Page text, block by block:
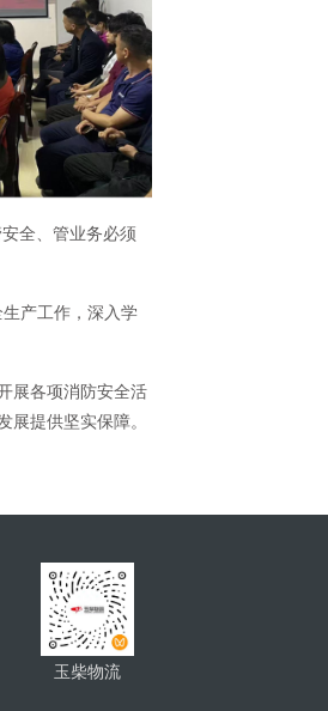
全、管业务必须
产工作，深入学
展各项消防安全活
提供坚实保障。
玉柴物流